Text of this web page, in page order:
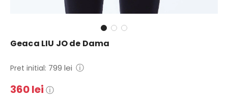
Geaca LIU JO de Dama
Pret
de
Pret initial: 799 lei ⓘ
Pret
regulat
360 lei ⓘ